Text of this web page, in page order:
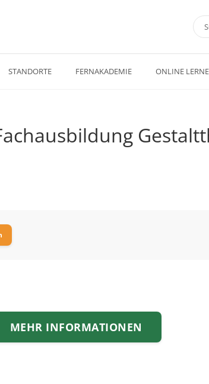
STANDORTE FERNAKADEMIE ONLINE
MEHR INFORMATIONEN